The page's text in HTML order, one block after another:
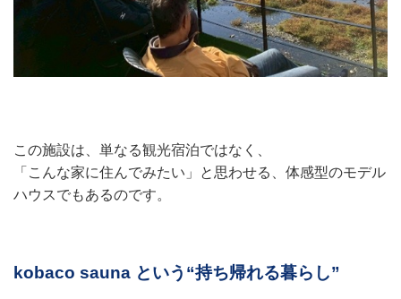
この施設は、単なる観光宿泊ではなく、
「こんな家に住んでみたい」と思わせる、体感型のモデル
ハウスでもあるのです。
kobaco sauna という“持ち帰れる暮らし”